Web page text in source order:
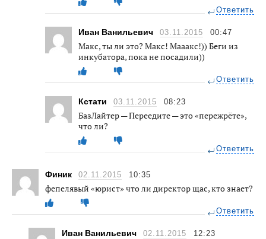
Ответить
Иван Ванильевич 03.11.2015 00:47
Макс, ты ли это? Макс! Мааакс!)) Беги из
инкубатора, пока не посадили))
Ответить
Кстати 03.11.2015 08:23
БазЛайтер — Переедите — это «пережрёте»,
что ли?
Ответить
Финик 02.11.2015 10:35
фепелявый «юрист» что ли директор щас, кто знает?
Ответить
Иван Ванильевич 02.11.2015 12:23